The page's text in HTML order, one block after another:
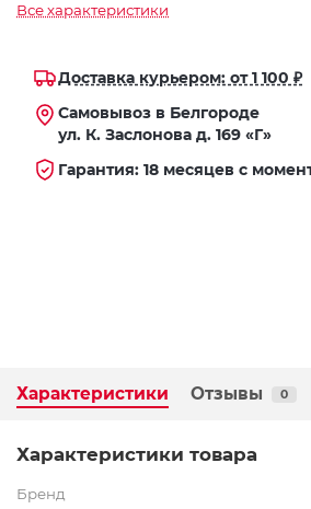
Все характеристики
Доставка курьером: от 1 100 ₽
Самовывоз в Белгороде
ул. К. Заслонова д. 169 «Г»
Гарантия: 18 месяцев с
Характеристики Отзывы 0
Характеристики товара
Бренд